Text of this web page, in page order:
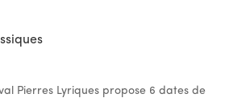
Pierres Lyriques propose 6 dates de